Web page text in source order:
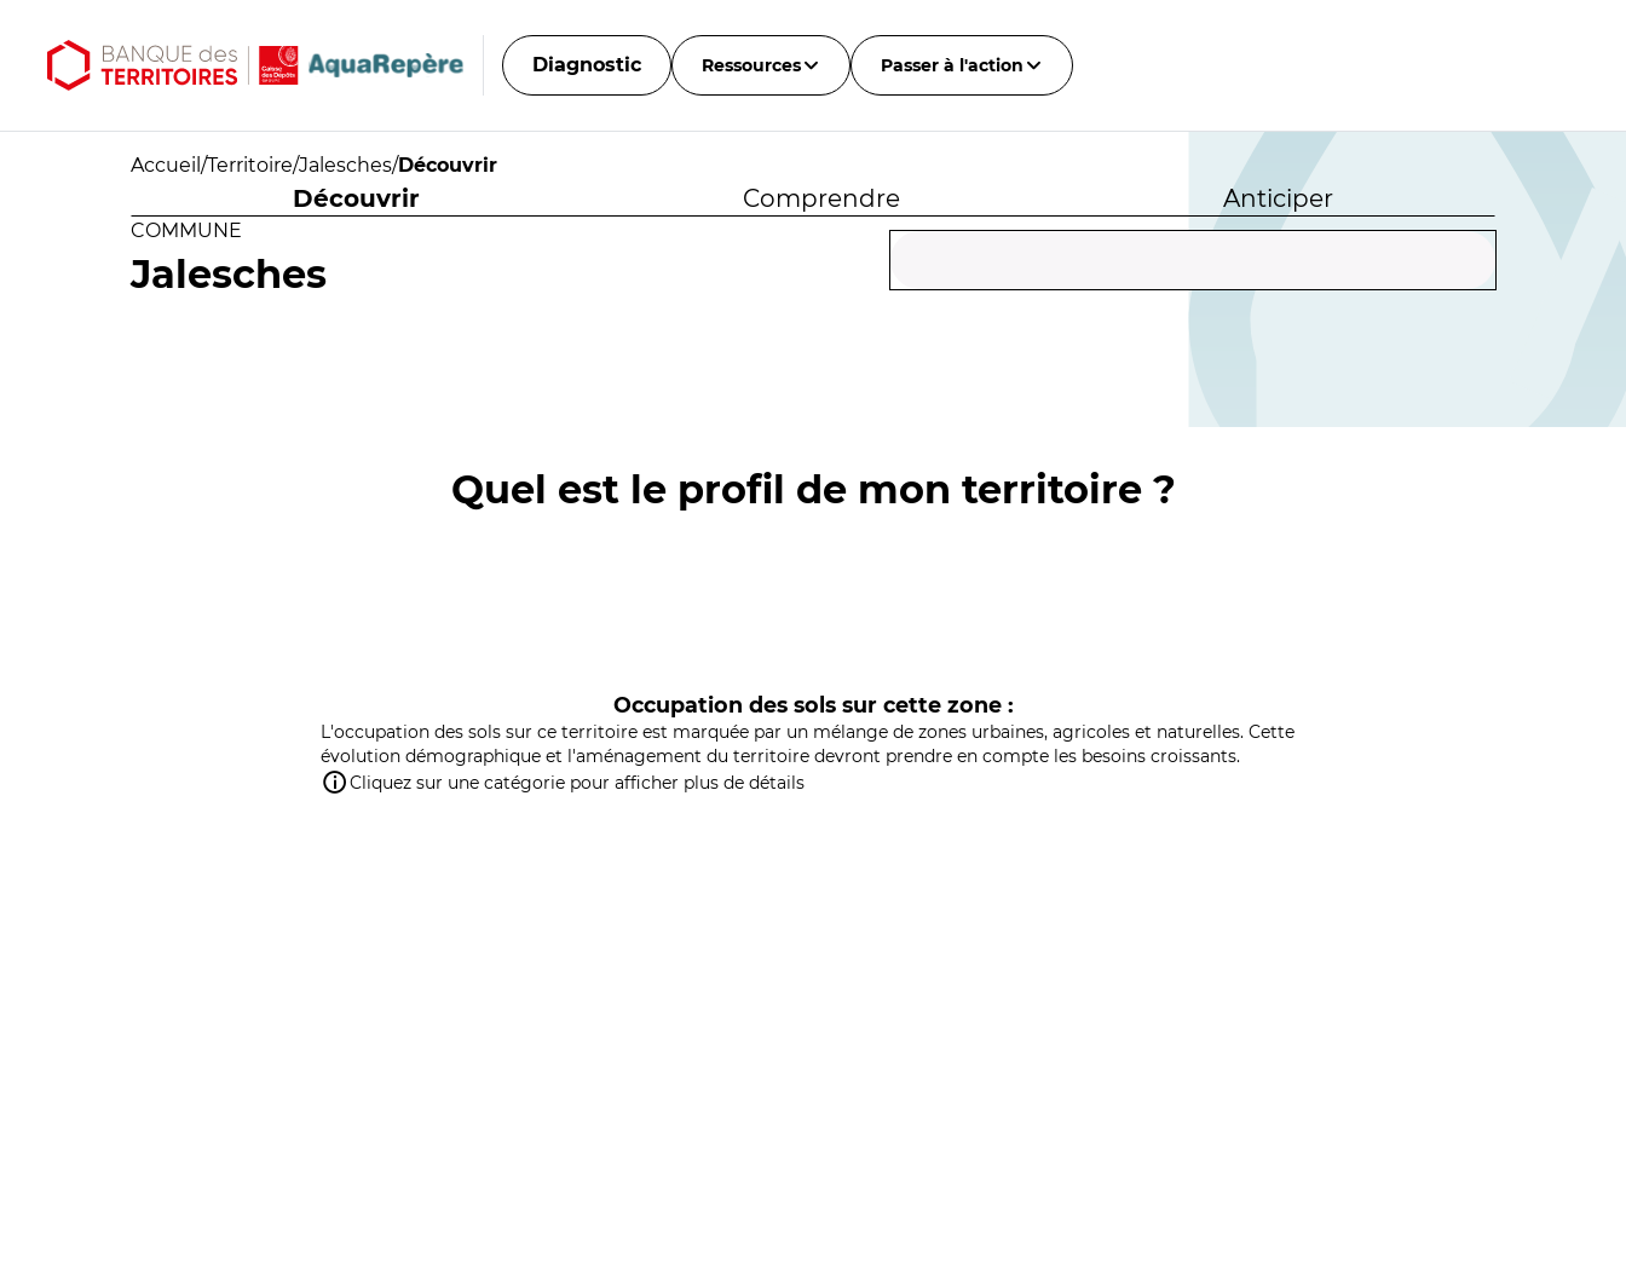
Diagnostic Ressources Passer à l'action
Accueil /Territoire/Jalesches/Découvrir
Découvrir Comprendre Anticiper
COMMUNE
Jalesches
Quel est le profil de mon territoire ?
Occupation des sols sur cette zone :
L'occupation des sols sur ce territoire est marquée par un mélange de zones urbaines, agricoles et naturelles. Cette
évolution démographique et l'aménagement du territoire devront prendre en compte les besoins croissants.
Cliquez sur une catégorie pour afficher plus de détails